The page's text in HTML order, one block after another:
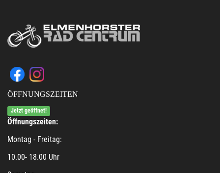
ÖFFNUNGSZEITEN
Jetzt geöffnet!
Öffnungszeiten:
Montag - Freitag:
10.00- 18.00 Uhr